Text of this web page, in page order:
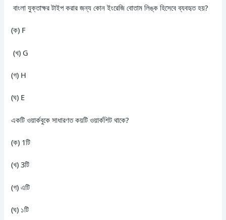
বাংলা যুক্তাক্ষর টাইপ করার জন্য কোন ইংরেজি বোতাম লিঙ্ক হিসেবে ব্যবহৃত হয়?
(ক) F
(খ) G
(গ) H
(ঘ) E
একটি ওয়ার্কবুকে সাধারণত কয়টি ওয়ার্কশিট থাকে?
(ক) 1টি
(খ) 3টি
(গ) এটি
(ঘ) ১টি